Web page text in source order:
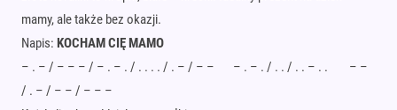
mamy, ale także bez okazji.
Napis:KOCHAM CIĘ MAMO
– . – / – – – / – . – . / . . . . / . – / – – – . – . / . . / . . – . . – –
/ . – / – – / – – –